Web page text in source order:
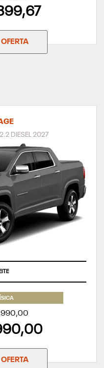
DIESEL 2027